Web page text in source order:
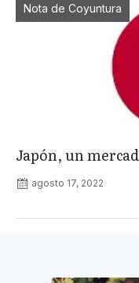
Nota de Coyuntura
Japón, un
agosto 17, 2022